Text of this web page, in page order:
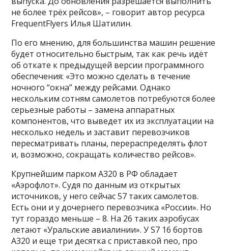
не более трёх рейсов», – говорит автор ресурса
FrequentFlyers Илья Шатилин.
По его мнению, для большинства машин решение
будет относительно быстрым, так как речь идёт
об откате к предыдущей версии программного
обеспечения: «Это можно сделать в течение
ночного “окна” между рейсами. Однако
нескольким сотням самолетов потребуются более
серьезные работы – замена аппаратных
компонентов, что выведет их из эксплуатации на
несколько недель и заставит перевозчиков
пересматривать планы, перераспределять флот
и, возможно, сокращать количество рейсов».
Крупнейшим парком A320 в РФ обладает
«Аэрофлот». Судя по данным из открытых
источников, у него сейчас 57 таких самолетов.
Есть они и у дочернего перевозчика «России». Но
тут гораздо меньше – 8. На 26 таких аэробусах
летают «Уральские авиалинии». У S7 16 бортов
A320 и еще три десятка с приставкой neo, про